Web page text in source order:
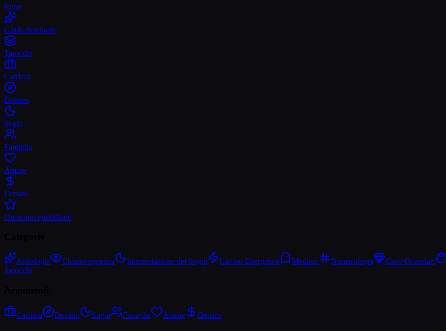
Rune
Guida Spirituale
Tarocchi
Carriera
Destino
Sogni
Famiglia
Amore
Denaro
Oroscopo quotidiano
Astrologia Chiaroveggenza Interpretazione dei Sogni Lavoro Energetico Medium Numerologia Carte Oracolari
Tarocchi
Carriera Destino Sogni Famiglia Amore Denaro